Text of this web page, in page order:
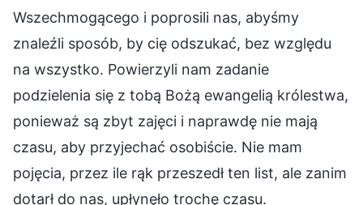
Wszechmogącego i poprosili nas, abyśmy
znaleźli sposób, by cię odszukać, bez względu
na wszystko. Powierzyli nam zadanie
podzielenia się z tobą Bożą ewangelią królestwa,
ponieważ są zbyt zajęci i naprawdę nie mają
czasu, aby przyjechać osobiście. Nie mam
pojęcia, przez ile rąk przeszedł ten list, ale zanim
dotarł do nas, upłynęło trochę czasu.